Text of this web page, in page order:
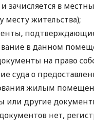
и зачисляется в
месту жительства);
в данном
на право
суда о
жилым
или другие
нет,